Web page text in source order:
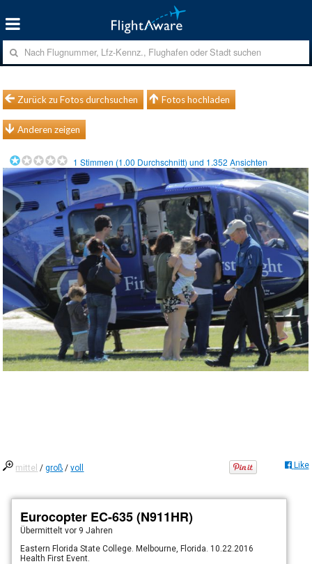
Zurück zu Fotos durchsuchen Fotos hochladen
Anderen zeigen
1 Stimmen (1.00 Durchschnitt) und 1.352 Ansichten
mittel /groß /voll Like
Eurocopter EC-635 (N911HR)
Übermitteltvor 9 Jahren
Eastern Florida State College. Melbourne, Florida. 10.22.2016
Health First Event.